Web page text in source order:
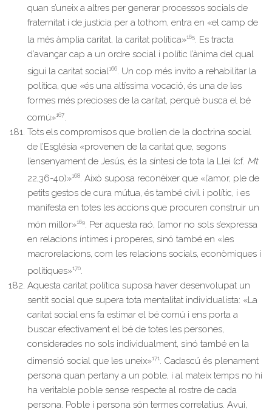
quan s’uneix a altres per generar processos socials de
fraternitat i de justícia per a tothom, entra en «el camp de
la més àmplia caritat, la caritat política»165. Es tracta
d’avançar cap a un ordre social i polític l’ànima del qual
sigui la caritat social166. Un cop més invito a rehabilitar la
política, que «és una altíssima vocació, és una de les
formes més precioses de la caritat, perquè busca el bé
comú»167.
Tots els compromisos que brollen de la doctrina social
de l’Església «provenen de la caritat que, segons
l’ensenyament de Jesús, és la síntesi de tota la Llei (cf. Mt
22,36-40)»168. Això suposa reconèixer que «l’amor, ple de
petits gestos de cura mútua, és també civil i polític, i es
manifesta en totes les accions que procuren construir un
món millor»169. Per aquesta raó, l’amor no sols s’expressa
en relacions íntimes i properes, sinó també en «les
macrorelacions, com les relacions socials, econòmiques i
polítiques»170.
Aquesta caritat política suposa haver desenvolupat un
sentit social que supera tota mentalitat individualista: «La
caritat social ens fa estimar el bé comú i ens porta a
buscar efectivament el bé de totes les persones,
considerades no sols individualment, sinó també en la
dimensió social que les uneix»171. Cadascú és plenament
persona quan pertany a un poble, i al mateix temps no hi
ha veritable poble sense respecte al rostre de cada
persona. Poble i persona són termes correlatius. Avui,